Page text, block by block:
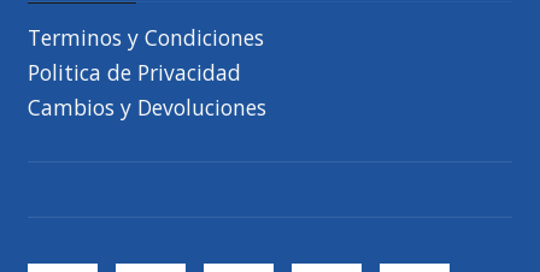
Terminos y Condiciones
Politica de Privacidad
Cambios y Devoluciones